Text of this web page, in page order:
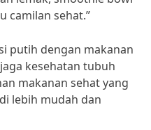
camilan sehat.”
putih dengan makanan
kesehatan tubuh
makanan sehat yang
lebih mudah dan